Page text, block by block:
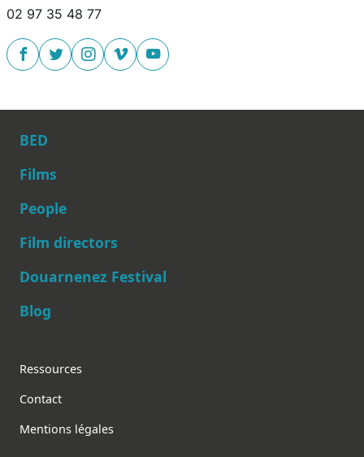
02 97 35 48 77
Main navigation
BED
Films
People
Film directors
Douarnenez Festival
Blog
Footer
Ressources
Contact
Mentions légales